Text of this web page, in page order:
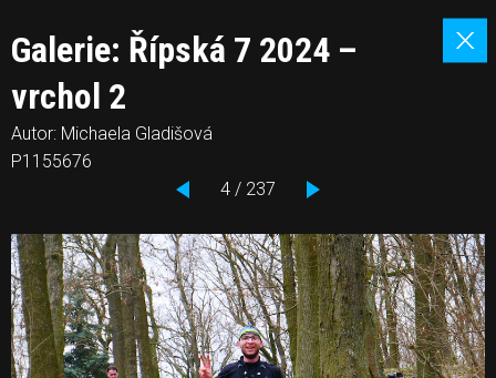
Galerie: Řípská 7 2024 –
vrchol 2
Autor: Michaela Gladišová
P1155676
4 / 237